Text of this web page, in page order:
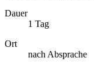
Dauer
1 Tag
Ort
nach Absprache